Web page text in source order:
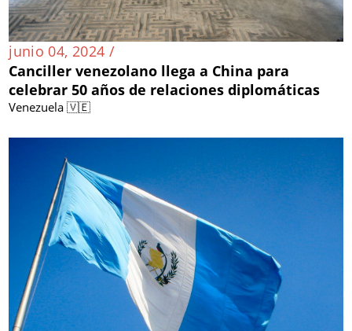
junio 04, 2024 /
Canciller venezolano llega a China para
celebrar 50 años de relaciones diplomáticas
Venezuela 🇻🇪